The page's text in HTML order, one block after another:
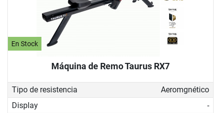
En Stock
Máquina de Remo Taurus RX7
Tipo de resistencia
Aeromgnético
Display
-